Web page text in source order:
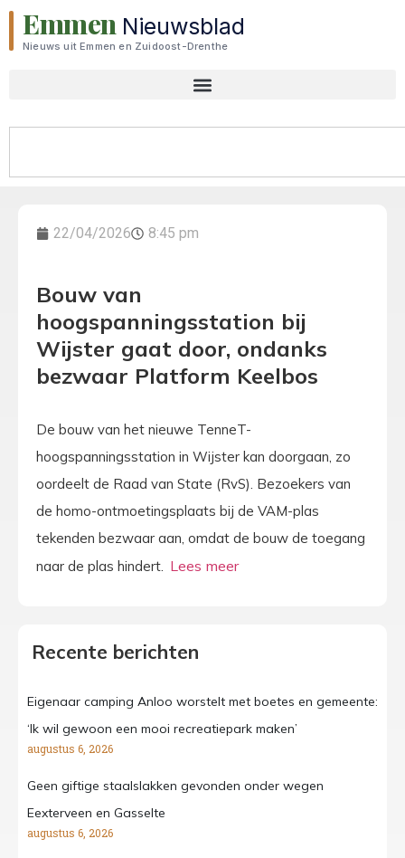
Emmen Nieuwsblad
Nieuws uit Emmen en Zuidoost-Drenthe
22/04/2026 8:45 pm
Bouw van
hoogspanningsstation bij
Wijster gaat door, ondanks
bezwaar Platform Keelbos
De bouw van het nieuwe TenneT-
hoogspanningsstation in Wijster kan doorgaan, zo
oordeelt de Raad van State (RvS). Bezoekers van
de homo-ontmoetingsplaats bij de VAM-plas
tekenden bezwaar aan, omdat de bouw de toegang
naar de plas hindert.
Recente berichten
Eigenaar camping Anloo worstelt met boetes en gemeente:
‘Ik wil gewoon een mooi recreatiepark maken’
augustus 6, 2026
Geen giftige staalslakken gevonden onder wegen
Eexterveen en Gasselte
augustus 6, 2026